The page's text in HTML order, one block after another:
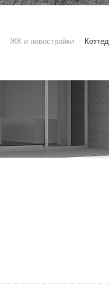
ЖК и новостройки